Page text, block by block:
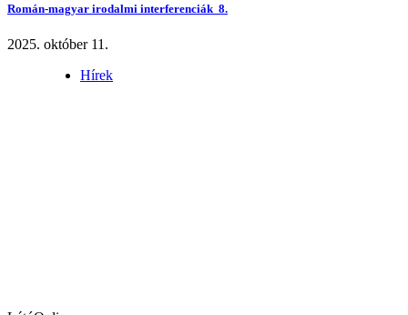
Román-magyar irodalmi interferenciák 8.
2025. október 11.
Hírek